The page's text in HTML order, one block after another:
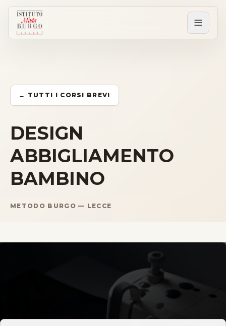
Tutti i corsi
Corsi brevi
Sartorial Experience
SCUOLA
← TUTTI I CORSI BREVI
DESIGN
ABBIGLIAMENTO
BAMBINO
METODO BURGO — LECCE